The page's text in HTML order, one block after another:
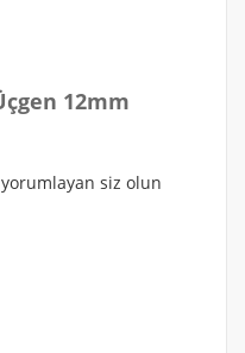
12mm
siz olun